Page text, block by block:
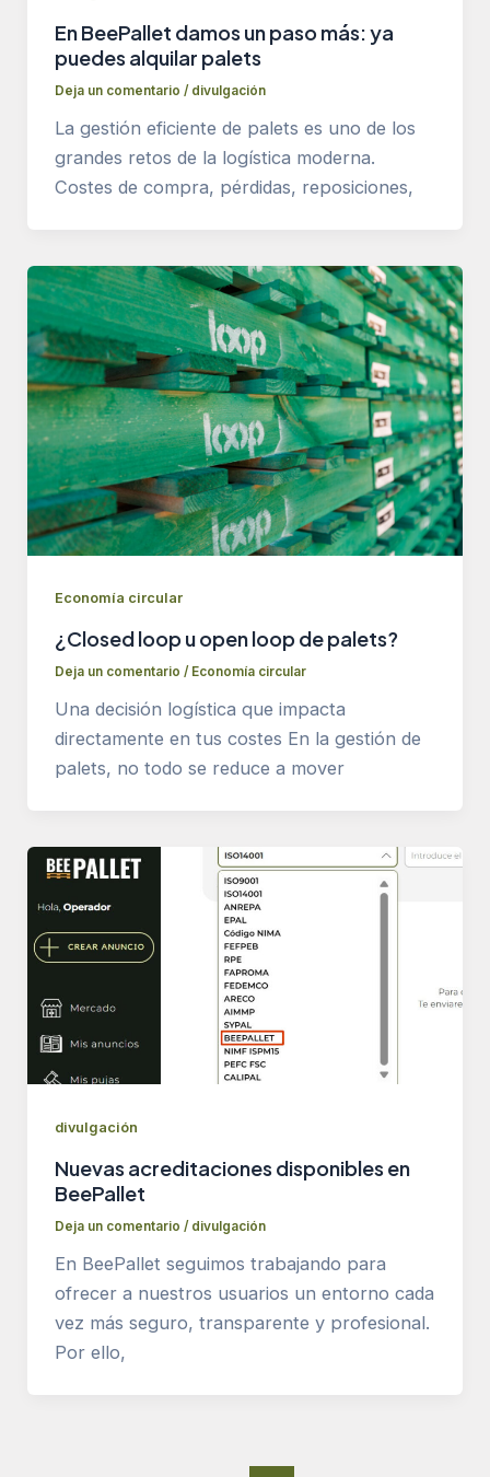
En BeePallet damos un paso más: ya
puedes alquilar palets
Deja un comentario / divulgación
La gestión eficiente de palets es uno de los
grandes retos de la logística moderna.
Costes de compra, pérdidas, reposiciones,
Economía circular
¿Closed loop u open loop de palets?
Deja un comentario / Economía circular
Una decisión logística que impacta
directamente en tus costes En la gestión de
palets, no todo se reduce a mover
divulgación
Nuevas acreditaciones disponibles en
BeePallet
Deja un comentario / divulgación
En BeePallet seguimos trabajando para
ofrecer a nuestros usuarios un entorno cada
vez más seguro, transparente y profesional.
Por ello,